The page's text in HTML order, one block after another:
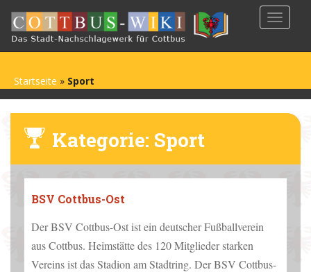
p
o
m
Startseite » Sport
Kategorie: Sport
BSV Cottbus-Ost
Der BSV Cottbus-Ost ist ein deutscher Fußballverein
aus Cottbus. Heimstätte des 120 Mitglieder starken
Vereins ist das Stadion am Stadtring. Der BSV Cottbus-